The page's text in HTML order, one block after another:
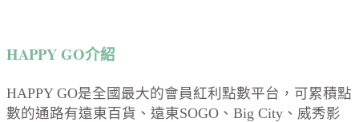
HAPPY GO介紹
HAPPY GO是全國最大的會員紅利點數平台，可累積點
數的通路有遠東百貨、遠東SOGO、Big City、威秀影